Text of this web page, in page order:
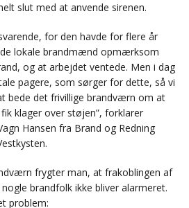
slut med at anvende sirenen.
for den havde for flere år
lokale brandmænd opmærksom
og at arbejdet ventede. Men i dag
pagere, som sørger for dette, så vi
bede det frivillige brandværn om at
klager over støjen”, forklarer
Hansen fra Brand og Redning
frygter man, at frakoblingen af
brandfolk ikke bliver alarmeret.
problem: